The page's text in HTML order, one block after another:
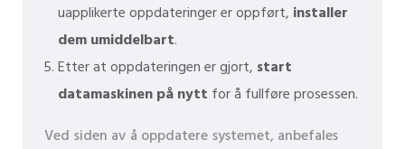
uapplikerte oppdateringer er oppført, installer
dem umiddelbart.
Etter at oppdateringen er gjort, start
datamaskinen på nytt for å fullføre prosessen.
Ved siden av å oppdatere systemet, anbefales